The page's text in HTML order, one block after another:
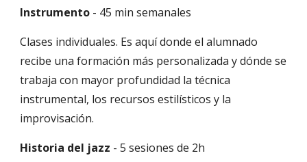
Instrumento - 45 min semanales
Clases individuales. Es aquí donde el alumnado
recibe una formación más personalizada y dónde se
trabaja con mayor profundidad la técnica
instrumental, los recursos estilísticos y la
improvisación.
Historia del jazz - 5 sesiones de 2h